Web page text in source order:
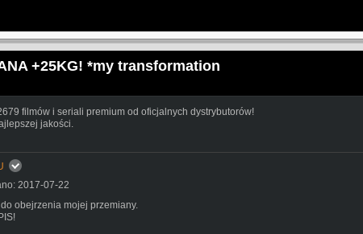
+25KG! *my transformation
filmów i seriali premium od oficjalnych dystrybutorów!
jakości.
2017-07-22
obejrzenia mojej przemiany.